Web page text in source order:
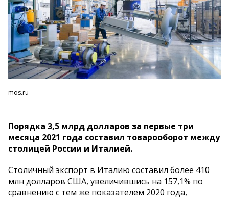
mos.ru
Порядка 3,5 млрд долларов за первые три
месяца 2021 года составил товарооборот между
столицей России и Италией.
Столичный экспорт в Италию составил более 410
млн долларов США, увеличившись на 157,1% по
сравнению с тем же показателем 2020 года,